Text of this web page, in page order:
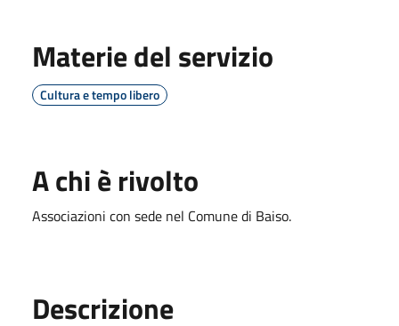
Materie del servizio
Cultura e tempo libero
A chi è rivolto
Associazioni con sede nel Comune di Baiso.
Descrizione